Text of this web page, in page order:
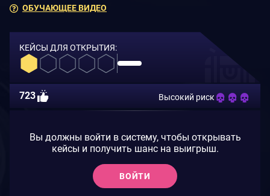
ОБУЧАЮЩЕЕ ВИДЕО
КЕЙСЫ ДЛЯ ОТКРЫТИЯ:
723 Высокий риск
Вы должны войти в систему, чтобы открывать
кейсы и получить шанс на выигрыш.
ВОЙТИ